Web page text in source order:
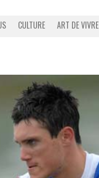
CULTURE ART DE VIVRE